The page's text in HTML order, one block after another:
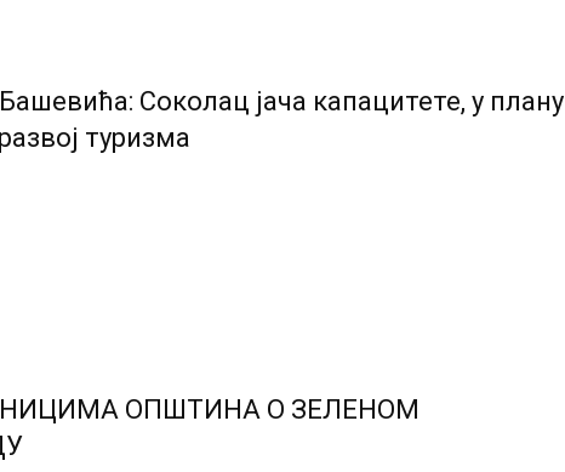
Соколац јача капацитете, у плану
туризма
ОПШТИНА О ЗЕЛЕНОМ